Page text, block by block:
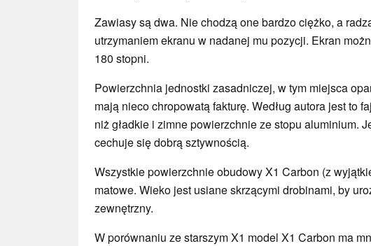
Zawiasy są dwa. Nie chodzą one bardzo ciężko, a
utrzymaniem ekranu w nadanej mu pozycji. Ekran
180 stopni.
Powierzchnia jednostki zasadniczej, w tym miejsca
mają nieco chropowatą fakturę. Według autora jest to
niż gładkie i zimne powierzchnie ze stopu aluminium.
cechuje się dobrą sztywnością.
Wszystkie powierzchnie obudowy X1 Carbon (z
matowe. Wieko jest usiane skrzącymi drobinami, by
zewnętrzny.
W porównaniu ze starszym X1 model X1 Carbon ma